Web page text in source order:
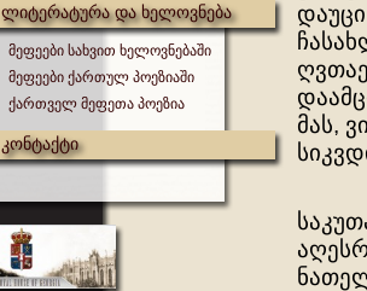
ლიტერატურა და ხელოვნება
მეფეები სახვით ხელოვნებაში
მეფეები ქართულ პოეზიაში
ქართველ მეფეთა პოეზია
კონტაქტი
მას,